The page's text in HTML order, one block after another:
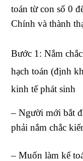
toán từ con số 0
Chính và thành
Bước 1: Nắm
hạch toán (định
kinh tế phát sinh
– Người mới bắt
phải nắm chắc
– Muốn làm kế